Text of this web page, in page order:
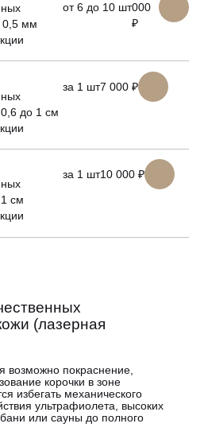
НА КОНСУЛЬТАЦИЮ
0,5 мм
от 6 до 10 шт000
₽
до 1 см
за 1 шт7 000 ₽
см
за 1 шт10 000 ₽
(лазерная
возможно покраснение,
корочки в зоне
избегать механического
ультрафиолета, высоких
или сауны до полного